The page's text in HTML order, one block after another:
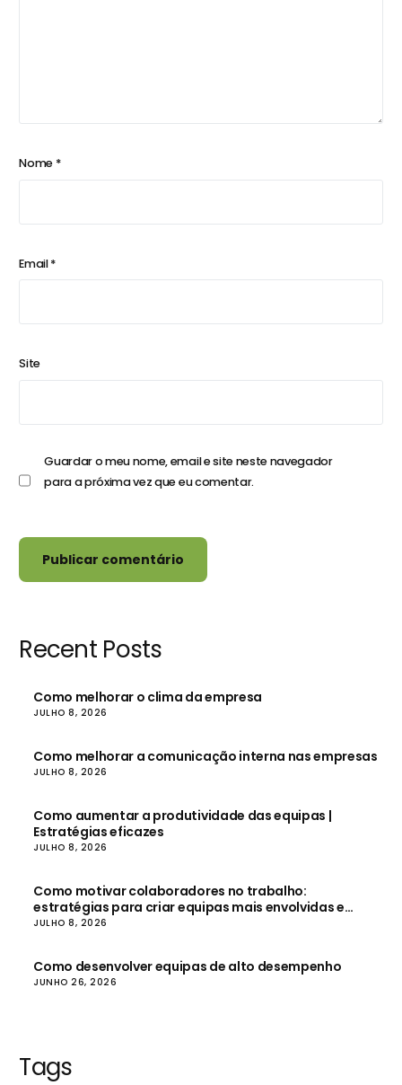
Nome *
Email*
Site
Guardar o meu nome, email e site neste navegador
para a próxima vez que eu comentar.
Recent Posts
Como melhorar o clima da empresa
JULHO 8, 2026
Como melhorar a comunicação interna nas empresas
JULHO 8, 2026
Como aumentar a produtividade das equipas |
Estratégias eficazes
JULHO 8, 2026
Como motivar colaboradores no trabalho:
estratégias para criar equipas mais envolvidas e
produtivas
JULHO 8, 2026
Como desenvolver equipas de alto desempenho
JUNHO 26, 2026
Tags